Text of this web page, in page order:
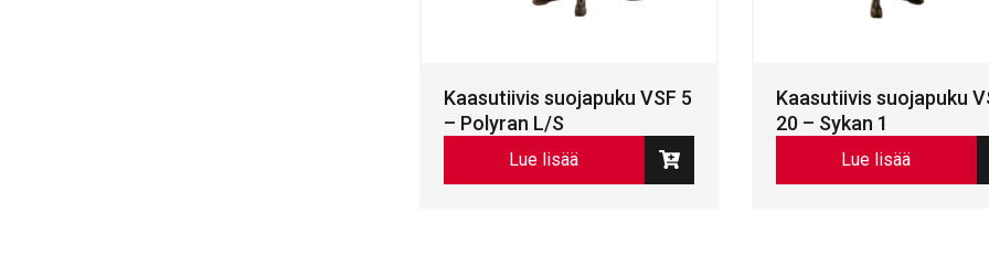
Kaasutiivis suojapuku VSF 5
– Polyran L/S
Lue lisää
Kaasutiivis suojapuku
20 – Sykan 1
Lue lisää